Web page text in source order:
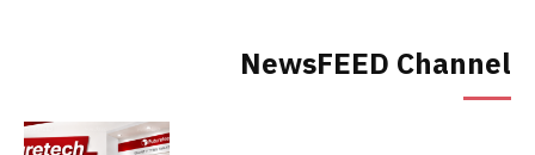
NewsFEED Channel